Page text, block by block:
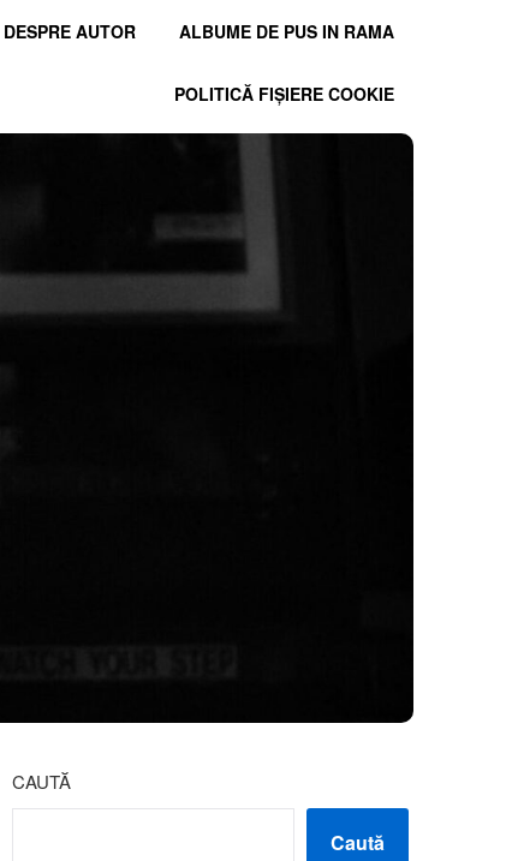
DESPRE AUTOR ALBUME DE PUS IN RAMA
POLITICĂ FIȘIERE COOKIE
CAUTĂ
Caută